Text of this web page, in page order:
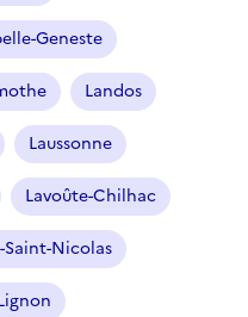
Geneste
Landos
Laussonne
Lavoûte-Chilhac
Saint-Nicolas